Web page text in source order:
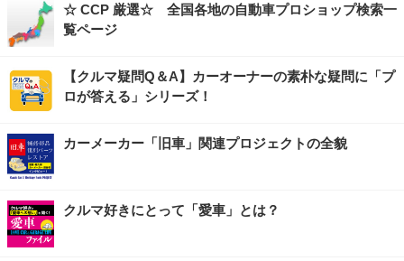
☆ CCP 厳選☆ 全国各地の自動車プロショップ検索一
覧ページ
【クルマ疑問Q＆A】カーオーナーの素朴な疑問に「プ
ロが答える」シリーズ！
カーメーカー「旧車」関連プロジェクトの全貌
クルマ好きにとって「愛車」とは？